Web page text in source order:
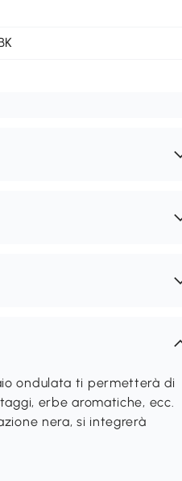
ondulata ti permetterà di
erbe aromatiche, ecc.
nera, si integrerà